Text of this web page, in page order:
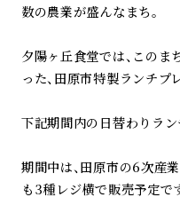
数の農業が盛んなまち。
夕陽ヶ丘食堂では、この
った、田原市特製ランチプ
下記期間内の日替わりラン
期間中は、田原市の6次産
も3種レジ横で販売予定で